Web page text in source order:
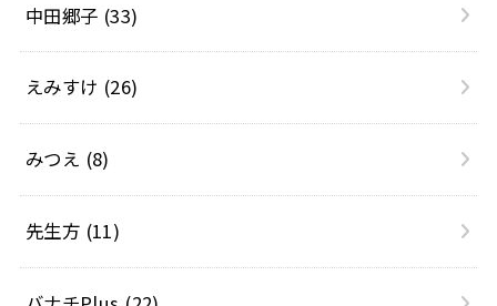
中田郷子 (33)
えみすけ (26)
みつえ (8)
先生方 (11)